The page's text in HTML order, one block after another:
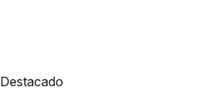
Destacado